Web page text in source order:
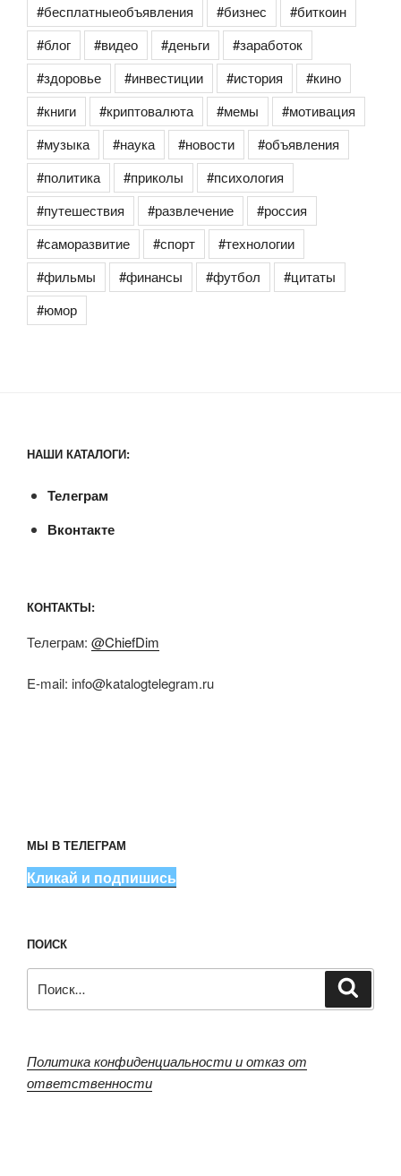
#бесплатныеобъявления
#бизнес
#биткоин
#блог
#видео #деньги
#заработок
#здоровье
#инвестиции #история
#кино
#книги
#криптовалюта #мемы
#мотивация
#музыка
#наука #новости
#объявления
#политика
#приколы
#психология
#путешествия
#развлечение
#россия
#саморазвитие
#спорт
#технологии
#фильмы
#финансы #футбол
#цитаты
#юмор
НАШИ КАТАЛОГИ:
Телеграм
Вконтакте
КОНТАКТЫ:
Телеграм: @ChiefDim
E-mail: info@katalogtelegram.ru
МЫ В ТЕЛЕГРАМ
Кликай и подпишись
ПОИСК
Политика конфиденциальности и отказ от
ответственности